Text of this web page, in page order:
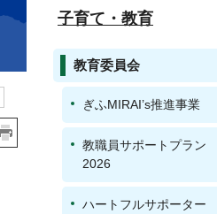
子育て・教育
教育委員会
ぎふMIRAI’s推進事業
教職員サポートプラン
2026
ハートフルサポーター